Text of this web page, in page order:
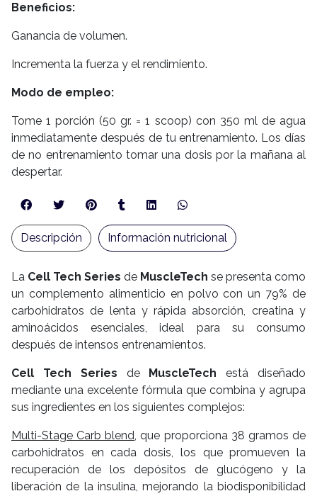
Beneficios:
Ganancia de volumen.
Incrementa la fuerza y el rendimiento.
Modo de empleo:
Tome 1 porción (50 gr. = 1 scoop) con 350 ml de agua
inmediatamente después de tu entrenamiento. Los días
de no entrenamiento tomar una dosis por la mañana al
despertar.
La Cell Tech Series de MuscleTech se presenta como
un complemento alimenticio en polvo con un 79% de
carbohidratos de lenta y rápida absorción, creatina y
aminoácidos esenciales, ideal para su consumo
después de intensos entrenamientos.
Cell Tech Series de MuscleTech está diseñado
mediante una excelente fórmula que combina y agrupa
sus ingredientes en los siguientes complejos:
Multi-Stage Carb blend, que proporciona 38 gramos de
carbohidratos en cada dosis, los que promueven la
recuperación de los depósitos de glucógeno y la
liberación de la insulina, mejorando la biodisponibilidad
Descripción Información nutricional